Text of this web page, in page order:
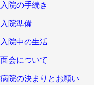
入院の手続き
入院準備
入院中の生活
面会について
病院の決まりとお願い